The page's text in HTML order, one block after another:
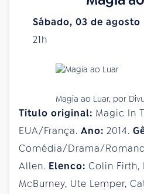
Sábado, 03 de agosto
21h
Magia ao Luar, por
Título original: Magic In
EUA/França. Ano: 2014.
Comédia/Drama/
Allen. Elenco: Colin Firth,
McBurney, Ute Lemper,